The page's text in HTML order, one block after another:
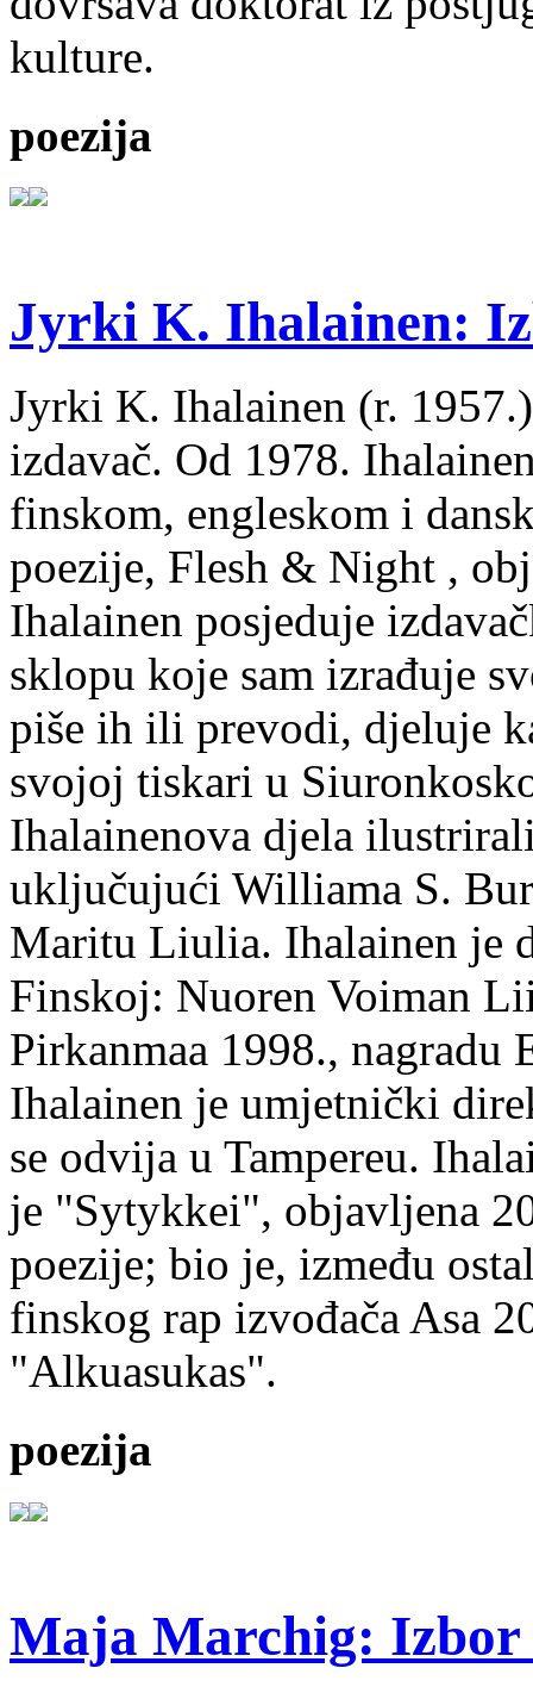
kulture.
poezija
Jyrki K. Ihalainen:
Jyrki K. Ihalainen (r.
izdavač. Od 1978.
finskom, engleskom i
poezije, Flesh & Night ,
Ihalainen posjeduje
sklopu koje sam izrađuje
piše ih ili prevodi, djeluje
svojoj tiskari u
Ihalainenova djela
uključujući Williama S.
Maritu Liulia. Ihalainen je
Finskoj: Nuoren Voiman
Pirkanmaa 1998.,
Ihalainen je umjetnički
se odvija u Tampereu.
je "Sytykkei", objavljena
poezije; bio je, između
finskog rap izvođača Asa
"Alkuasukas".
poezija
Maja Marchig: Izbor